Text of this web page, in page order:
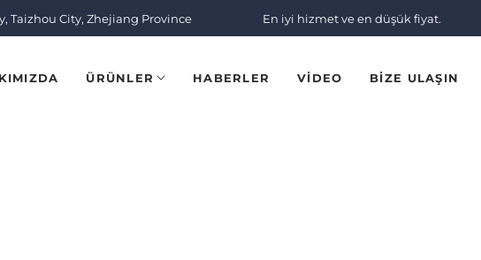
Taizhou City, Zhejiang Province En iyi hizmet ve en düşük fiyat.
ÜRÜNLER HABERLER VIDEO BIZE ULAŞIN